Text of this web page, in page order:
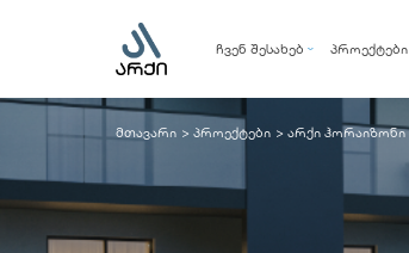
ჩვენ შესახებ
კომპანია
მენეჯმენტის გუნდი
სოციალური პასუხისმგებლობა
პროექტები
მთავარი > პროექტები > არქი ჰორაიზონი